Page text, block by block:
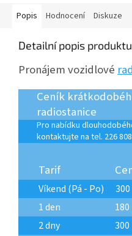
Popis Hodnocení Diskuze
Detailní popis produktu
Pronájem vozidlové
Ceník
radiostanice
Pro nabídku
kontaktujte na tel. 226
Tarif
Víkend (Pá - Po)
1 den
2 dny